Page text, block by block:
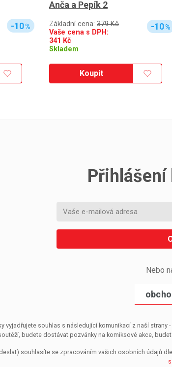
-10%
Anča a Pepík 2
Základní cena: 379 Kč
Vaše cena s DPH:
341 Kč
Skladem
-10%
Koupit
Přihlášení
Nebo
vyjadřujete souhlas s následující komunikací z naší
budete dostávat pozvánky na komiksové akce,
souhlasíte se zpracováním vašich osobních údajů